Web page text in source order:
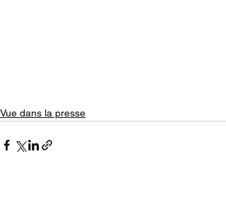
Vue dans la presse